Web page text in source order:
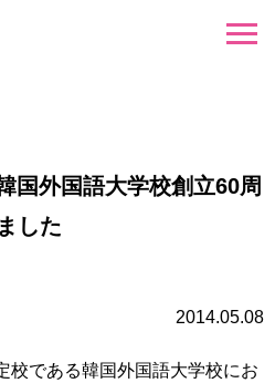
国外国語大学校創立60周
した
2014.05.08
校である韓国外国語大学校にお